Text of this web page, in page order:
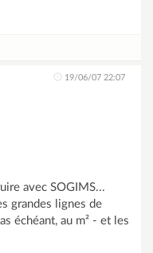
19/06/07 22:07
avec SOGIMS...
grandes lignes de
échéant, au m² - et les